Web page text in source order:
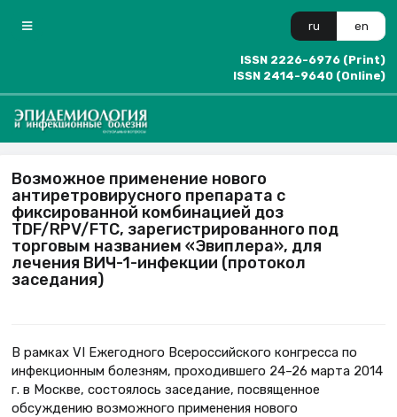
ru en
ISSN 2226-6976 (Print)
ISSN 2414-9640 (Online)
Возможное применение нового
антиретровирусного препарата с
фиксированной комбинацией доз
TDF/RPV/FTC, зарегистрированного под
торговым названием «Эвиплера», для
лечения ВИЧ-1-инфекции (протокол
заседания)
В рамках VI Ежегодного Всероссийского конгресса по
инфекционным болезням, проходившего 24–26 марта 2014
г. в Москве, состоялось заседание, посвященное
обсуждению возможного применения нового